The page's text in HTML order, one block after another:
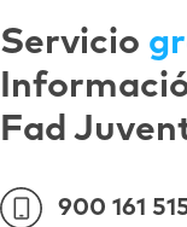
Servicio
Fad
900 161